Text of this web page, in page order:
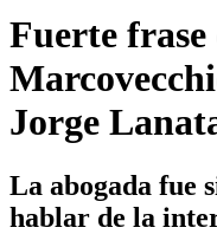
Fuerte frase
Jorge
La abogada fue
hablar de la